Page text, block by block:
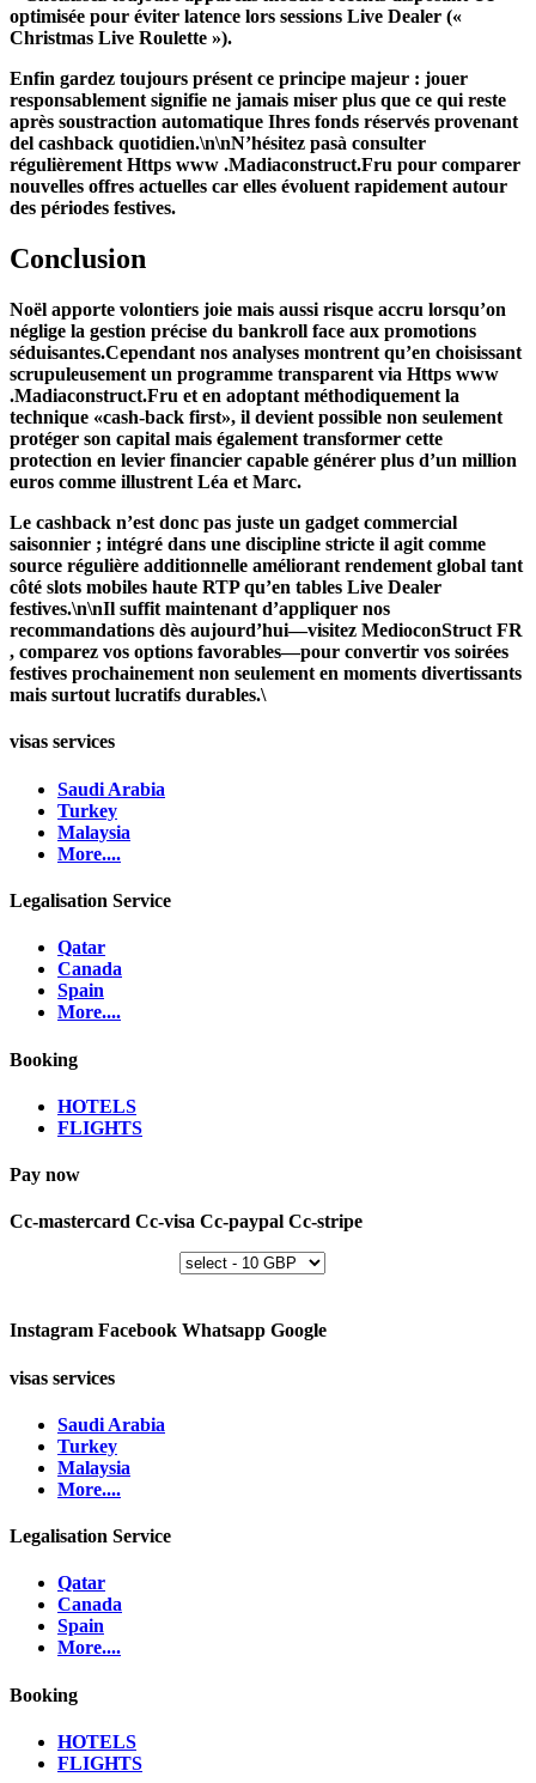
optimisée pour éviter latence lors sessions Live Dealer («
Christmas Live Roulette »).
Enfin gardez toujours présent ce principe majeur : jouer
responsablement signifie ne jamais miser plus que ce qui reste
après soustraction automatique Ihres fonds réservés provenant
del cash­back quotidien.\n\nN’hésitez pasà consulter
régulièrement Https www .Madiacons­truct.Fru pour comparer
nouvelles offres actuelles car elles évoluent rapidement autour
des périodes festives.
Conclusion
Noël apporte volontiers joie mais aussi risque accru lorsqu’on
néglige la gestion précise du bankroll face aux promotions
séduisantes.Cependant nos analyses montrent qu’en choisissant
scrupuleusement un programme transparent via Https www
.Madiacons­truct.Fru et en adoptant méthodiquement la
technique «cash-back first», il devient possible non seulement
protéger son capital mais également transformer cette
protection en levier financier capable générer plus d’un million
euros comme illustrent Léa et Marc.
Le cashback n’est donc pas juste un gadget commercial
saisonnier ; intégré dans une discipline stricte il agit comme
source régulière additionnelle améliorant rendement global tant
côté slots mobiles haute RTP qu’en tables Live Dealer
festives.\n\nIl suffit maintenant d’appliquer nos
recommandations dès aujourd’hui—visitez MedioconStruct FR
, comparez vos options favorables—pour convertir vos soirées
festives prochainement non seulement en moments divertissants
mais surtout lucratifs durables.\
visas services
Saudi Arabia
Turkey
Malaysia
More....
Legalisation Service
Qatar
Canada
Spain
More....
Booking
HOTELS
FLIGHTS
Pay now
Cc-mastercard Cc-visa Cc-paypal Cc-stripe
Instagram Facebook Whatsapp Google
visas services
Saudi Arabia
Turkey
Malaysia
More....
Legalisation Service
Qatar
Canada
Spain
More....
Booking
HOTELS
FLIGHTS